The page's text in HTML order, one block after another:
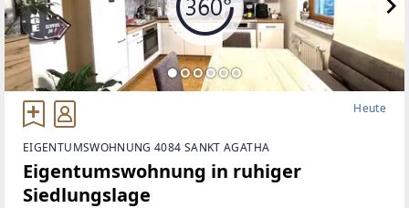
Heute
EIGENTUMSWOHNUNG 4084 SANKT AGATHA
Eigentumswohnung in ruhiger
Siedlungslage